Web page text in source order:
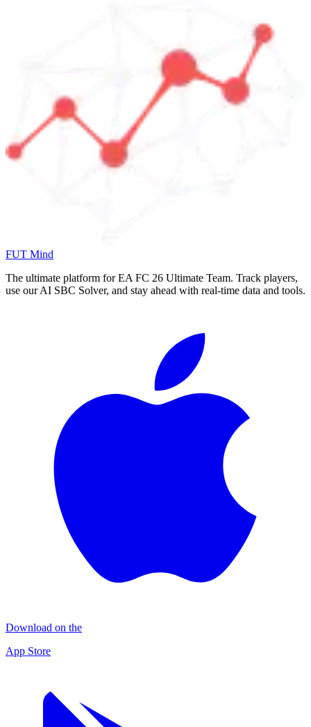
FUT Mind
The ultimate platform for EA FC 26 Ultimate Team. Track players,
use our AI SBC Solver, and stay ahead with real-time data and tools.
Download on the
App Store